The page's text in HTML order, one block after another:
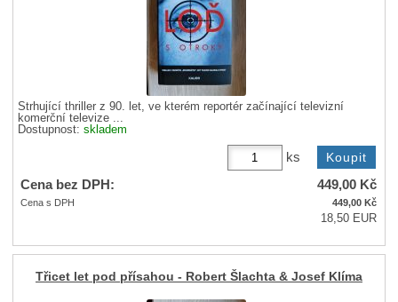
Strhující thriller z 90. let, ve kterém reportér začínající televizní
komerční televize ...
Dostupnost:skladem
ks
Cena bez DPH: 449,00 Kč
Cena s DPH 449,00Kč
18,50 EUR
Třicet let pod přísahou - Robert Šlachta & Josef Klíma